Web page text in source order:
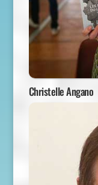
Christelle Angano